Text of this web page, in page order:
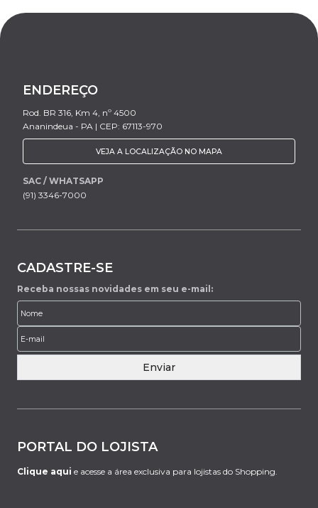
ENDEREÇO
Rod. BR 316, Km 4, nº 4500
Ananindeua - PA | CEP: 67113-970
VEJA A LOCALIZAÇÃO NO MAPA
SAC / WHATSAPP
(91) 3346-7000
CADASTRE-SE
Receba nossas novidades em seu e-mail:
Enviar
PORTAL DO LOJISTA
Clique aqui e acesse a área exclusiva para lojistas do Shopping.